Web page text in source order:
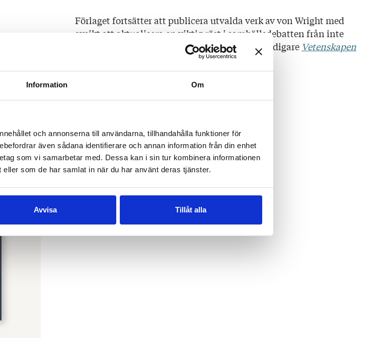
Information Om
och annonserna till användarna, tillhandahålla funktioner för
även sådana identifierare och annan information från din enhet
som vi samarbetar med. Dessa kan i sin tur kombinera informationen
som de har samlat in när du har använt deras tjänster.
Avvisa Tillåt alla
Förlaget fortsätter att publicera utvalda verk av von Wright med
avsikt att aktualisera en viktig röst i samhällsdebatten från inte
längre än några decennier bakåt. I serien har tidigare Vetenskapen